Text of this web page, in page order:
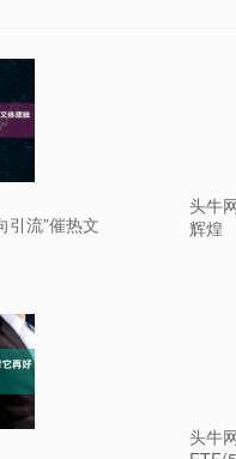
引流”催热文
头牛
辉煌
头牛